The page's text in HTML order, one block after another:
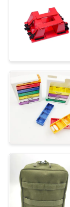
BITTE UM
EIN
SITEMAP